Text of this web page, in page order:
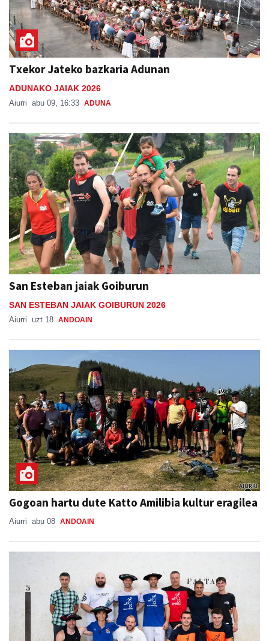
Txekor Jateko bazkaria Adunan
ADUNAKO JAIAK 2026
Aiurri abu 09, 16:33 ADUNA
San Esteban jaiak Goiburun
SAN ESTEBAN JAIAK GOIBURUN 2026
Aiurri uzt 18 ANDOAIN
Gogoan hartu dute Katto Amilibia kultur eragilea
Aiurri abu 08 ANDOAIN